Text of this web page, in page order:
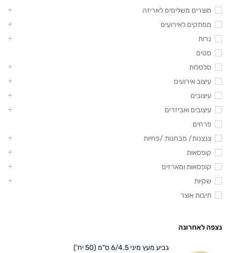
מוצרים משלימים לאריזה
ממתקים לאירועים
נרות
סטים
סלסלות
עיצוב אירועים
עיצובים
עיצובים ואביזרים
פרחים
צנצנות/ מבחנות /פחיות
קופסאות
קופסאות ומארזים
שקיות
תיבות אוצר
נצפה לאחרונה
גביע מעץ מיני 6/4.5 ס"מ (50 יח')